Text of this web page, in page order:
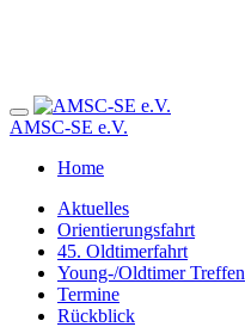
AMSC-SE e.V.
Home
Aktuelles
Orientierungsfahrt
45. Oldtimerfahrt
Young-/Oldtimer Treffen
Termine
Rückblick